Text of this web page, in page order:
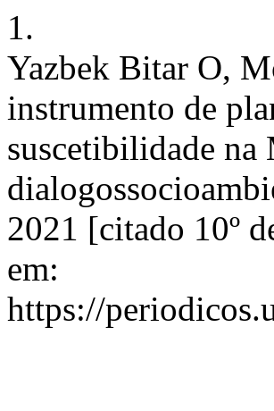
1.
Yazbek Bitar O,
instrumento de
suscetibilidade na
2021 [citado 10º
em:
https://